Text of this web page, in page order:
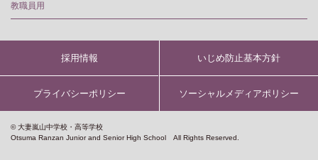
教職員用
採用情報 いじめ防止基本方針
プライバシーポリシー ソーシャルメディアポリシー
© 大妻嵐山中学校・高等学校
Otsuma Ranzan Junior and Senior High School All Rights Reserved.